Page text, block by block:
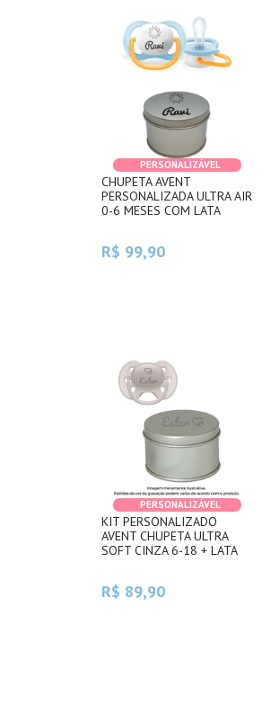
PERSONALIZÁVEL
CHUPETA AVENT
PERSONALIZADA ULTRA AIR
0-6 MESES COM LATA
R$ 99,90
PERSONALIZÁVEL
KIT PERSONALIZADO
AVENT CHUPETA ULTRA
SOFT CINZA 6-18 + LATA
R$ 89,90